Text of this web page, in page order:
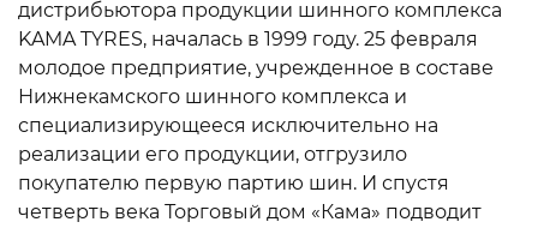
дистрибьютора продукции шинного комплекса
KAMA TYRES, началась в 1999 году. 25 февраля
молодое предприятие, учрежденное в составе
Нижнекамского шинного комплекса и
специализирующееся исключительно на
реализации его продукции, отгрузило
покупателю первую партию шин. И спустя
четверть века Торговый дом «Кама» подводит